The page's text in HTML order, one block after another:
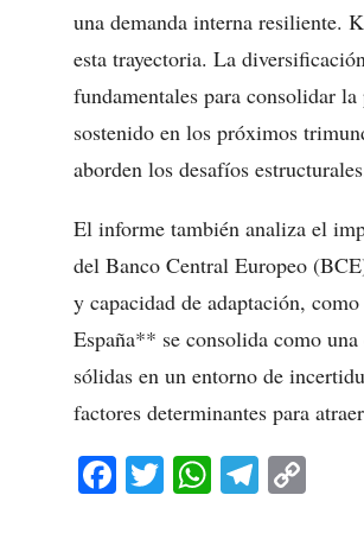
una demanda interna resiliente.
esta trayectoria. La
fundamentales para consolidar
sostenido en los próximos
aborden los desafíos
El informe también analiza el
del Banco Central Europeo
y capacidad de adaptación,
España** se consolida como
sólidas en un entorno de
factores determinantes para
Fa T W Te